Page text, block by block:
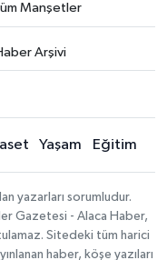
Manşetler
Arşivi
Yaşam Eğitim
yazarları sorumludur.
Gazetesi - Alaca Haber,
Sitedeki tüm harici
haber, köşe yazıları